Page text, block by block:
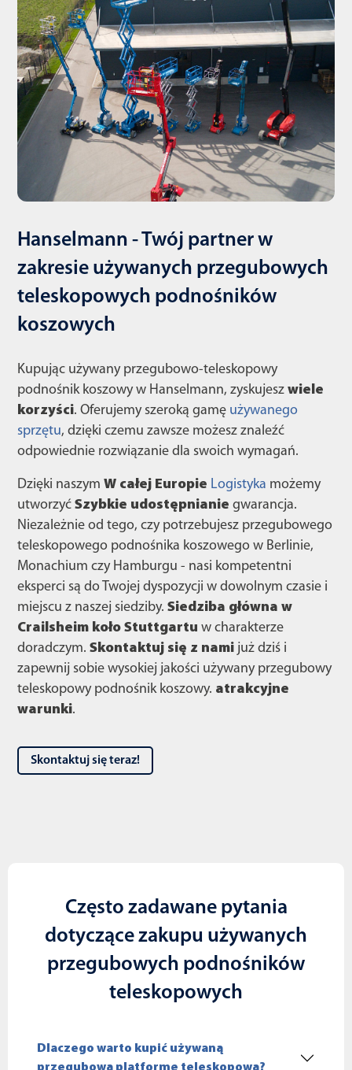
Hanselmann - Twój partner w
zakresie używanych przegubowych
teleskopowych podnośników
koszowych
Kupując używany przegubowo-teleskopowy
podnośnik koszowy w Hanselmann, zyskujesz wiele
korzyści. Oferujemy szeroką gamę używanego
sprzętu, dzięki czemu zawsze możesz znaleźć
odpowiednie rozwiązanie dla swoich wymagań.
Dzięki naszym W całej Europie Logistyka możemy
utworzyć Szybkie udostępnianie gwarancja.
Niezależnie od tego, czy potrzebujesz przegubowego
teleskopowego podnośnika koszowego w Berlinie,
Monachium czy Hamburgu - nasi kompetentni
eksperci są do Twojej dyspozycji w dowolnym czasie i
miejscu z naszej siedziby. Siedziba główna w
Crailsheim koło Stuttgartu w charakterze
doradczym. Skontaktuj się z nami już dziś i
zapewnij sobie wysokiej jakości używany przegubowy
teleskopowy podnośnik koszowy. atrakcyjne
warunki.
Skontaktuj się teraz!
Często zadawane pytania
dotyczące zakupu używanych
przegubowych podnośników
teleskopowych
Dlaczego warto kupić używaną